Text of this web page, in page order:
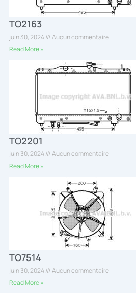
TO2163
juin 30, 2024
Aucun commentaire
Read More »
TO2201
juin 30, 2024
Aucun commentaire
Read More »
TO7514
juin 30, 2024
Aucun commentaire
Read More »